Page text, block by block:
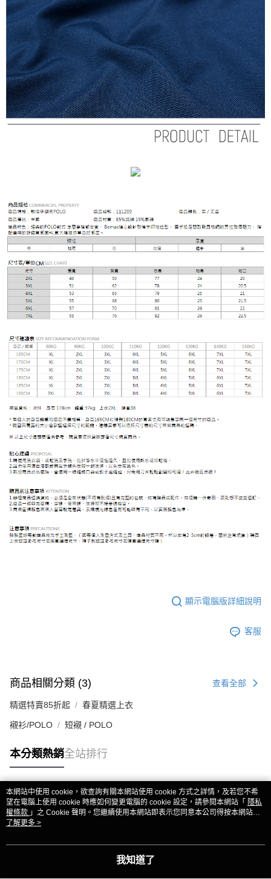
顯示電腦版詳細說明
客服
商品相關分類 (3) 查看全部
精選特賣85折起 春夏精選上衣
襯衫/POLO 短襯 / POLO
本分類熱銷全站排行
熱門標籤
本網站中使用 cookie，欲查詢有關本網站使用 cookie 方式之詳情，及若您不希
望在電腦上使用 cookie 時應如何變更電腦的 cookie 設定，請參閱本網站「 隱私
權條款 」之 Cookie 聲明。您繼續使用本網站即表示您同意本公司得按本網站使
用條款之 Cookie 聲明使用 cookie。
了解更多 >
我知道了